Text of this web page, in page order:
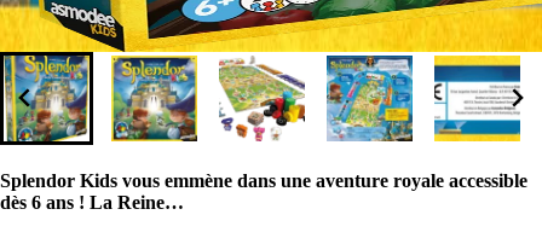
Splendor Kids vous emmène dans une aventure royale accessible
dès 6 ans ! La Reine…